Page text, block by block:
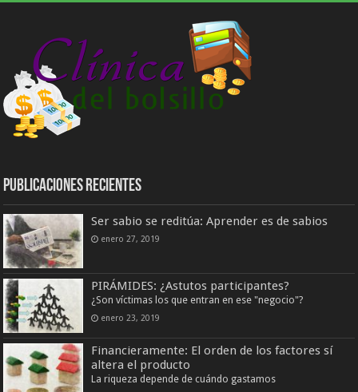
Publicaciones Recientes
Ser sabio se reditúa: Aprender es de sabios
enero 27, 2019
PIRÁMIDES: ¿Astutos participantes?
¿Son víctimas los que entran en ese "negocio"?
enero 23, 2019
Financieramente: El orden de los factores sí
altera el producto
La riqueza depende de cuándo gastamos